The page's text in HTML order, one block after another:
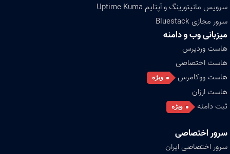
سرویس مانیتورینگ و آپتایم Uptime Kuma
سرور مجازی Bluestack
میزبانی وب و دامنه
هاست وردپرس
هاست اختصاصی
هاست ووکامرس
ویژه
هاست ارزان
ثبت دامنه
ویژه
سرور اختصاصی
سرور اختصاصی ایران